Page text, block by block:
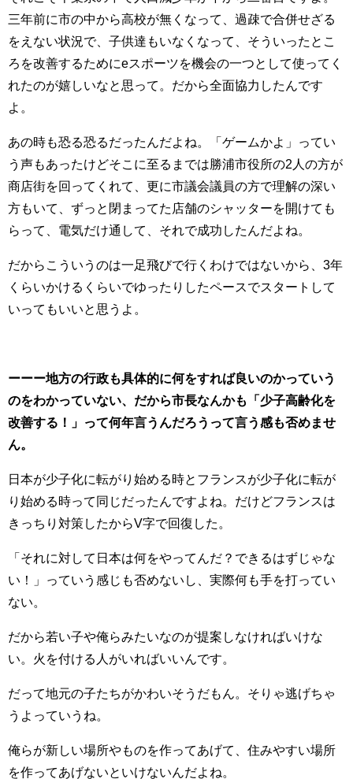
三年前に市の中から高校が無くなって、過疎で合併せざる
をえない状況で、子供達もいなくなって、そういったとこ
ろを改善するためにeスポーツを機会の一つとして使ってく
れたのが嬉しいなと思って。だから全面協力したんです
よ。
あの時も恐る恐るだったんだよね。「ゲームかよ」ってい
う声もあったけどそこに至るまでは勝浦市役所の2人の方が
商店街を回ってくれて、更に市議会議員の方で理解の深い
方もいて、ずっと閉まってた店舗のシャッターを開けても
らって、電気だけ通して、それで成功したんだよね。
だからこういうのは一足飛びで行くわけではないから、3年
くらいかけるくらいでゆったりしたペースでスタートして
いってもいいと思うよ。
ーーー地方の行政も具体的に何をすれば良いのかっていう
のをわかっていない、だから市長なんかも「少子高齢化を
改善する！」って何年言うんだろうって言う感も否めませ
ん。
日本が少子化に転がり始める時とフランスが少子化に転が
り始める時って同じだったんですよね。だけどフランスは
きっちり対策したからV字で回復した。
「それに対して日本は何をやってんだ？できるはずじゃな
い！」っていう感じも否めないし、実際何も手を打ってい
ない。
だから若い子や俺らみたいなのが提案しなければいけな
い。火を付ける人がいればいいんです。
だって地元の子たちがかわいそうだもん。そりゃ逃げちゃ
うよっていうね。
俺らが新しい場所やものを作ってあげて、住みやすい場所
を作ってあげないといけないんだよね。